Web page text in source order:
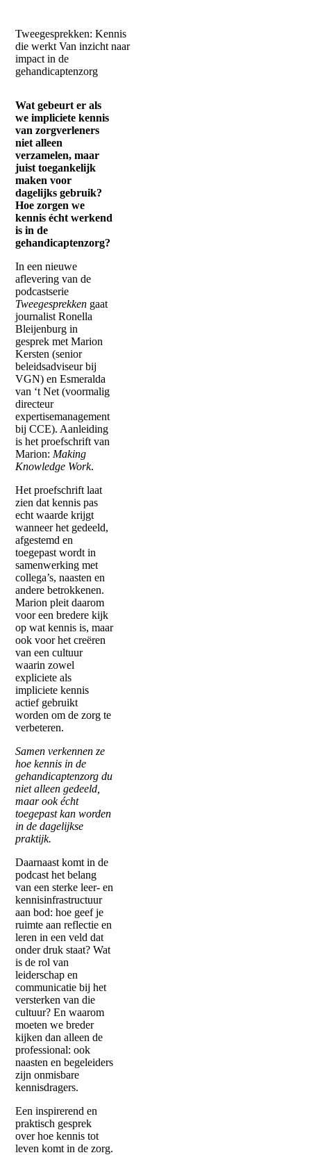
Tweegesprekken: Kennis
die werkt Van inzicht naar
impact in de
gehandicaptenzorg
Wat gebeurt er als
we impliciete kennis
van zorgverleners
niet alleen
verzamelen, maar
juist toegankelijk
maken voor
dagelijks gebruik?
Hoe zorgen we
kennis écht werkend
is in de
gehandicaptenzorg?
In een nieuwe
aflevering van de
podcastserie
Tweegesprekken gaat
journalist Ronella
Bleijenburg in
gesprek met Marion
Kersten (senior
beleidsadviseur bij
VGN) en Esmeralda
van ‘t Net (voormalig
directeur
expertisemanagement
bij CCE). Aanleiding
is het proefschrift van
Marion: Making
Knowledge Work.
Het proefschrift laat
zien dat kennis pas
echt waarde krijgt
wanneer het gedeeld,
afgestemd en
toegepast wordt in
samenwerking met
collega’s, naasten en
andere betrokkenen.
Marion pleit daarom
voor een bredere kijk
op wat kennis is, maar
ook voor het creëren
van een cultuur
waarin zowel
expliciete als
impliciete kennis
actief gebruikt
worden om de zorg te
verbeteren.
Samen verkennen ze
hoe kennis in de
gehandicaptenzorg du
niet alleen gedeeld,
maar ook écht
toegepast kan worden
in de dagelijkse
praktijk.
Daarnaast komt in de
podcast het belang
van een sterke leer- en
kennisinfrastructuur
aan bod: hoe geef je
ruimte aan reflectie en
leren in een veld dat
onder druk staat? Wat
is de rol van
leiderschap en
communicatie bij het
versterken van die
cultuur? En waarom
moeten we breder
kijken dan alleen de
professional: ook
naasten en begeleiders
zijn onmisbare
kennisdragers.
Een inspirerend en
praktisch gesprek
over hoe kennis tot
leven komt in de zorg.